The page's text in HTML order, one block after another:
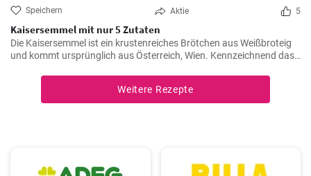
Speichern Aktie 5
Kaisersemmel mit nur 5 Zutaten
Die Kaisersemmel ist ein krustenreiches Brötchen aus Weißbroteig
und kommt ursprünglich aus Österreich, Wien. Kennzeichnend das
und natürlich mit Hefeteig gebacken.
Weitere Rezepte